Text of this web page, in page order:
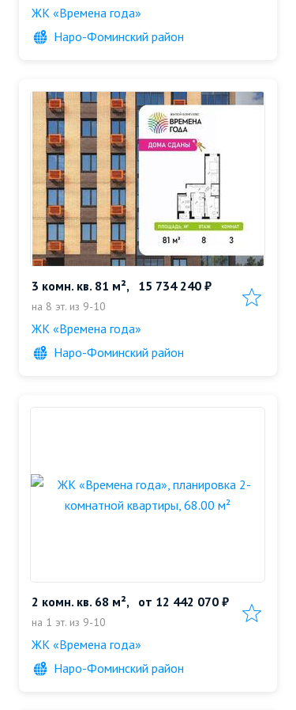
ЖК «Времена года»
Наро-Фоминский район
3 комн. кв. 81 м², 15 734 240 ₽
на 8 эт. из 9-10
ЖК «Времена года»
Наро-Фоминский район
2 комн. кв. 68 м², от 12 442 070 ₽
на 1 эт. из 9-10
ЖК «Времена года»
Наро-Фоминский район